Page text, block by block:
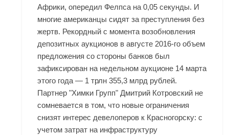
Африки, опередил Фелпса на 0,05 секунды. И
многие американцы сидят за преступления без
жертв. Рекордный с момента возобновления
депозитных аукционов в августе 2016-го объем
предложения со стороны банков был
зафиксирован на недельном аукционе 14 марта
этого года — 1 трлн 355,3 млрд рублей.
Партнер "Химки Групп" Дмитрий Котровский не
сомневается в том, что новые ограничения
снизят интерес девелоперов к Красногорску: с
учетом затрат на инфраструктуру